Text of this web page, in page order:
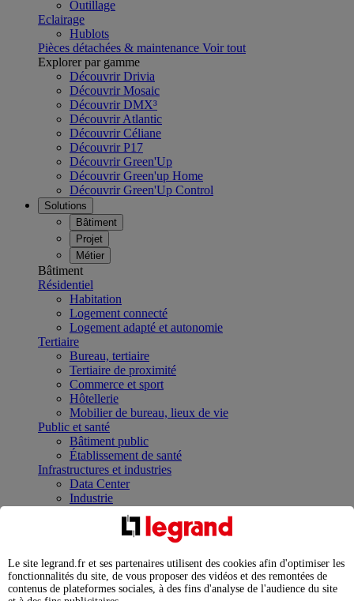
Outillage
Eclairage
Hublots
Pièces détachées & maintenance Voir tout
Explorer par gamme
Découvrir Drivia
Découvrir Mosaic
Découvrir DMX³
Découvrir Atlantic
Découvrir Céliane
Découvrir P17
Découvrir Green'Up
Découvrir Green'up Home
Découvrir Green'Up Control
Solutions
Bâtiment
Projet
Métier
Bâtiment
Résidentiel
Habitation
Logement connecté
Logement adapté et autonomie
Tertiaire
Bureau, tertiaire
Tertiaire de proximité
Commerce et sport
Hôtellerie
Mobilier de bureau, lieux de vie
Public et santé
Bâtiment public
Établissement de santé
Infrastructures et industries
Data Center
Industrie
Infrastructures
Contrôler et planifier le fonctionnement des appareils
Répartir et optimiser son tableau électrique
Legrand Data Center Solutions : concentrer les
expertises au service de vos performances
Le site legrand.fr et ses partenaires utilisent des cookies afin d'optimiser les
fonctionnalités du site, de vous proposer des vidéos et des remontées de
contenus de plateformes sociales, à des fins d'analyse de l'audience du site